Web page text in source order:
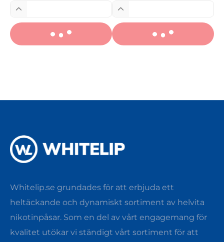
Whitelip.se grundades för att erbjuda ett
heltäckande och dynamiskt sortiment av helvita
nikotinpåsar. Som en del av vårt engagemang för
kvalitet utökar vi ständigt vårt sortiment för att